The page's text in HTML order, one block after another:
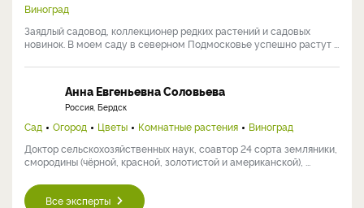
Виноград
Заядлый садовод, коллекционер редких растений и садовых
новинок. В моем саду в северном Подмосковье успешно растут ...
Анна Евгеньевна Соловьева
Россия, Бердск
Сад Огород Цветы Комнатные растения
Виноград
Доктор сельскохозяйственных наук, соавтор 24 сорта земляники,
смородины (чёрной, красной, золотистой и американской), ...
Все эксперты